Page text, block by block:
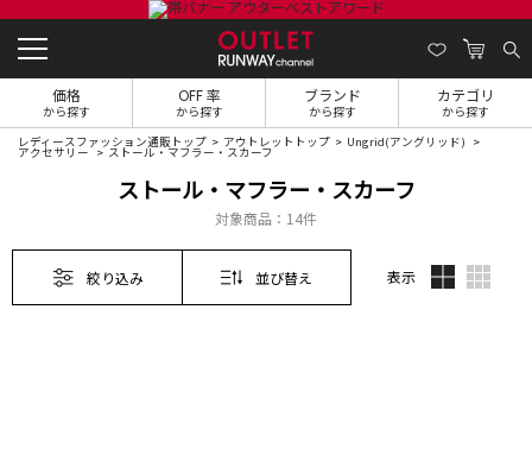
価格
から探す
OFF 率
から探す
ブランド
から探す
カテゴリ
から探す
レディースファッション通販トップ アウトレットトップ Ungrid(アングリッド)
アクセサリー ストール・マフラー・スカーフ
ストール・マフラー・スカーフ
対象商品： 14件
絞り込み 並び替え 表示